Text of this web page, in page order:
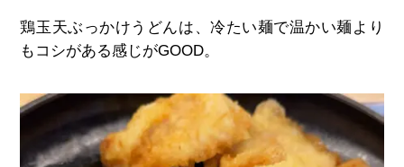
鶏玉天ぶっかけうどんは、冷たい麺で温かい麺より
もコシがある感じがGOOD。